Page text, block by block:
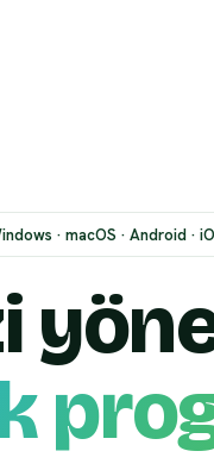
· macOS · Android ·